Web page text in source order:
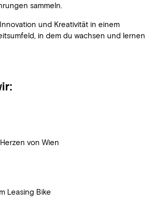
sammeln.
und Kreativität in einem
in dem du wachsen und lernen
von Wien
Leasing Bike